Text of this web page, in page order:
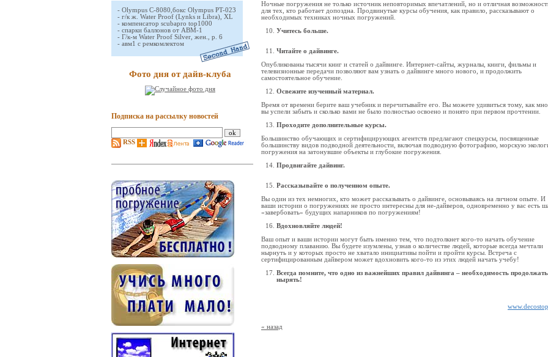
- Olympus C-8080,бокс Olympus PT-023
- г/к ж. Water Proof (Lynks и Libra), XL
- компенсатор scubapro top1000
- спарки баллонов от АВМ-1
- Г/к-м Water Proof Silver, жен., р. 6
- авм1 с ремкомлектом
Фото дня от дайв-клуба
Подписка на рассылку новостей
RSS
Ночные погружения не только источник неповторимых впечатлений, но и отличная
для тех, кто работает допоздна. Продвинутые курсы обучения, как правило, рассказывают о
необходимых техниках ночных погружений.
Учитесь больше.
Читайте о дайвинге.
Опубликованы тысячи книг и статей о дайвинге. Интернет-сайты, журналы, книги, фильмы и
телевизионные передачи позволяют вам узнать о дайвинге много нового, и продолжить
самостоятельное обучение.
Освежите изученный материал.
Время от времени берите ваш учебник и перечитывайте его. Вы можете удивиться тому, как
вы успели забыть и сколько вами не было полностью освоено и понято при первом прочтении.
Проходите дополнительные курсы.
Большинство обучающих и сертифицирующих агентств предлагают спецкурсы, посвященные
большинству видов подводной деятельности, включая подводную фотографию, морскую
погружения на затонувшие объекты и глубокие погружения.
Продвигайте дайвинг.
Рассказывайте о полученном опыте.
Вы один из тех немногих, кто может рассказывать о дайвинге, основываясь на личном опыте. И
ваши истории о погружениях не просто интересны для не-дайверов, одновременно у вас есть
«завербовать» будущих напарников по погружениям!
Вдохновляйте людей!
Ваш опыт и ваши истории могут быть именно тем, что подтолкнет кого-то начать обучение
подводному плаванию. Вы будете изумлены, узнав о количестве людей, которые всегда мечтали
нырнуть и у которых просто не хватало инициативы пойти и пройти курсы. Встреча с
сертифицированным дайвером может вдохновить кого-то из этих людей начать учебу!
Всегда помните, что одно из важнейших правил дайвинга – необходимость продолжать
нырять!
« назад